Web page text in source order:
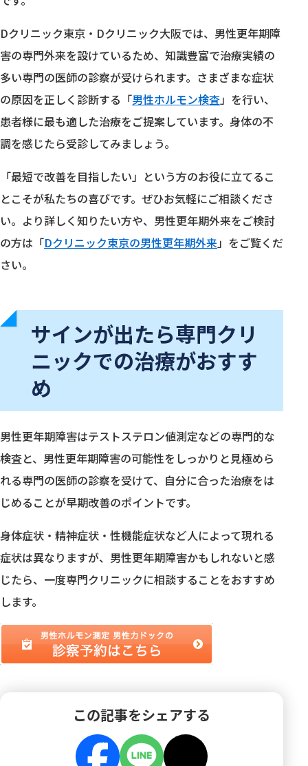
Dクリニック東京・Dクリニック大阪では、男性更年期障
害の専門外来を設けているため、知識豊富で治療実績の
多い専門の医師の診察が受けられます。さまざまな症状
の原因を正しく診断する「男性ホルモン検査」を行い、
患者様に最も適した治療をご提案しています。身体の不
調を感じたら受診してみましょう。
「最短で改善を目指したい」という方のお役に立てるこ
とこそが私たちの喜びです。ぜひお気軽にご相談くださ
い。より詳しく知りたい方や、男性更年期外来をご検討
の方は「Dクリニック東京の男性更年期外来」をご覧くだ
さい。
サインが出たら専門クリ
ニックでの治療がおすす
め
男性更年期障害はテストステロン値測定などの専門的な
検査と、男性更年期障害の可能性をしっかりと見極めら
れる専門の医師の診察を受けて、自分に合った治療をは
じめることが早期改善のポイントです。
身体症状・精神症状・性機能症状など人によって現れる
症状は異なりますが、男性更年期障害かもしれないと感
じたら、一度専門クリニックに相談することをおすすめ
します。
この記事をシェアする